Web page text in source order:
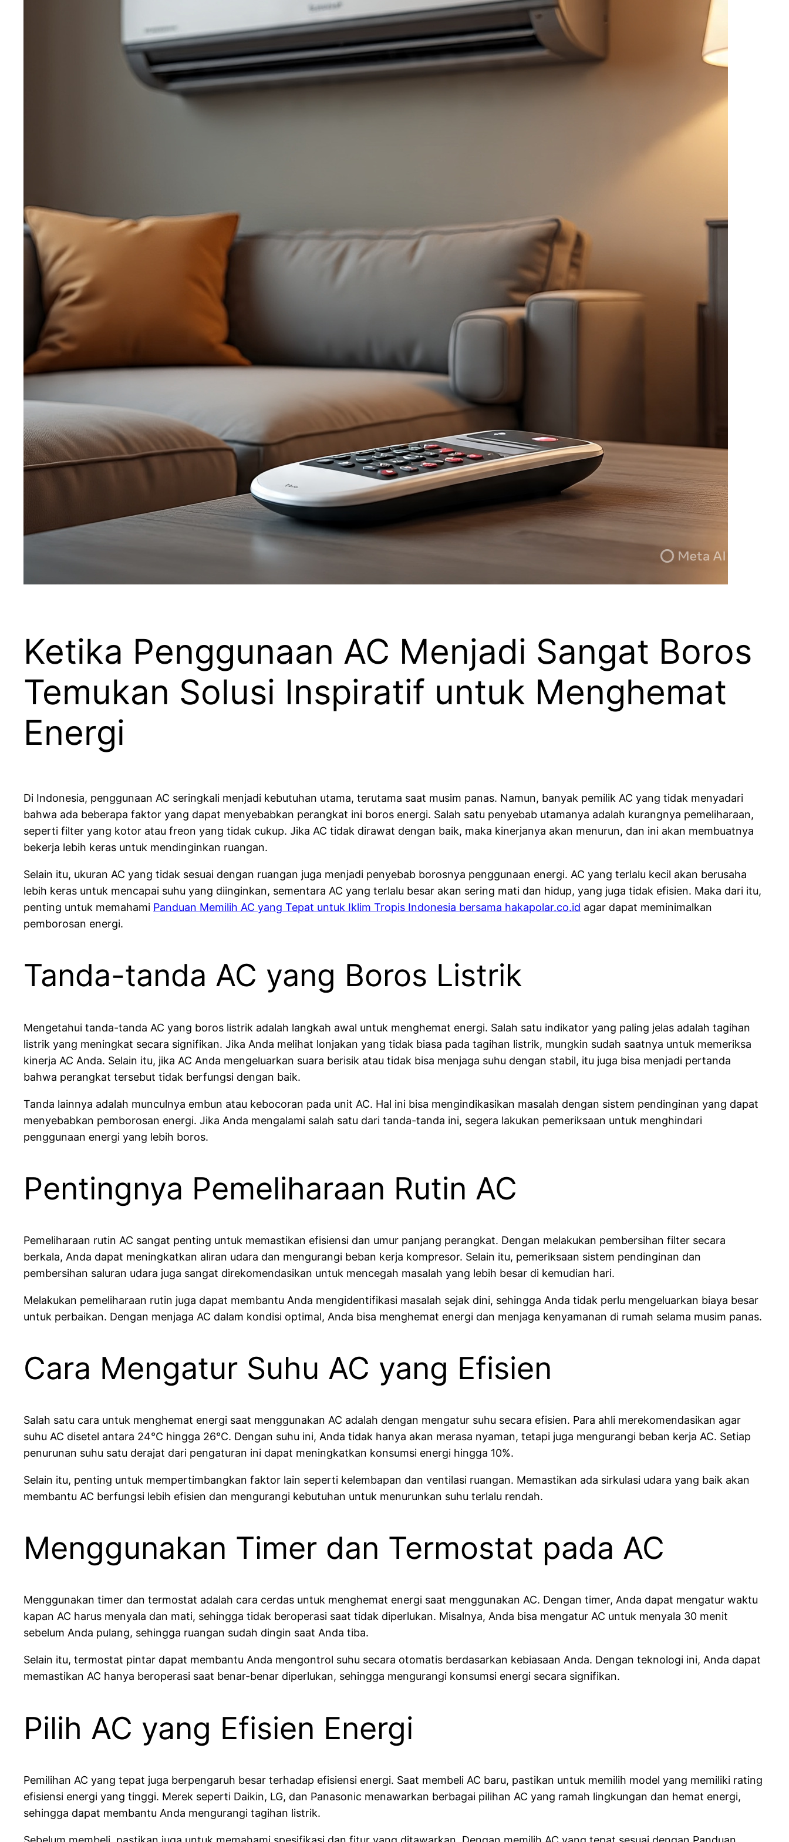
Ketika Penggunaan AC Menjadi Sangat Boros
Temukan Solusi Inspiratif untuk Menghemat
Energi
Di Indonesia, penggunaan AC seringkali menjadi kebutuhan utama, terutama saat musim panas. Namun, banyak pemilik AC yang tidak menyadari
bahwa ada beberapa faktor yang dapat menyebabkan perangkat ini boros energi. Salah satu penyebab utamanya adalah kurangnya pemeliharaan,
seperti filter yang kotor atau freon yang tidak cukup. Jika AC tidak dirawat dengan baik, maka kinerjanya akan menurun, dan ini akan membuatnya
bekerja lebih keras untuk mendinginkan ruangan.
Selain itu, ukuran AC yang tidak sesuai dengan ruangan juga menjadi penyebab borosnya penggunaan energi. AC yang terlalu kecil akan berusaha
lebih keras untuk mencapai suhu yang diinginkan, sementara AC yang terlalu besar akan sering mati dan hidup, yang juga tidak efisien. Maka dari itu,
penting untuk memahami Panduan Memilih AC yang Tepat untuk Iklim Tropis Indonesia bersama hakapolar.co.id agar dapat meminimalkan
pemborosan energi.
Tanda-tanda AC yang Boros Listrik
Mengetahui tanda-tanda AC yang boros listrik adalah langkah awal untuk menghemat energi. Salah satu indikator yang paling jelas adalah tagihan
listrik yang meningkat secara signifikan. Jika Anda melihat lonjakan yang tidak biasa pada tagihan listrik, mungkin sudah saatnya untuk memeriksa
kinerja AC Anda. Selain itu, jika AC Anda mengeluarkan suara berisik atau tidak bisa menjaga suhu dengan stabil, itu juga bisa menjadi pertanda
bahwa perangkat tersebut tidak berfungsi dengan baik.
Tanda lainnya adalah munculnya embun atau kebocoran pada unit AC. Hal ini bisa mengindikasikan masalah dengan sistem pendinginan yang dapat
menyebabkan pemborosan energi. Jika Anda mengalami salah satu dari tanda-tanda ini, segera lakukan pemeriksaan untuk menghindari
penggunaan energi yang lebih boros.
Pentingnya Pemeliharaan Rutin AC
Pemeliharaan rutin AC sangat penting untuk memastikan efisiensi dan umur panjang perangkat. Dengan melakukan pembersihan filter secara
berkala, Anda dapat meningkatkan aliran udara dan mengurangi beban kerja kompresor. Selain itu, pemeriksaan sistem pendinginan dan
pembersihan saluran udara juga sangat direkomendasikan untuk mencegah masalah yang lebih besar di kemudian hari.
Melakukan pemeliharaan rutin juga dapat membantu Anda mengidentifikasi masalah sejak dini, sehingga Anda tidak perlu mengeluarkan biaya besar
untuk perbaikan. Dengan menjaga AC dalam kondisi optimal, Anda bisa menghemat energi dan menjaga kenyamanan di rumah selama musim panas.
Cara Mengatur Suhu AC yang Efisien
Salah satu cara untuk menghemat energi saat menggunakan AC adalah dengan mengatur suhu secara efisien. Para ahli merekomendasikan agar
suhu AC disetel antara 24°C hingga 26°C. Dengan suhu ini, Anda tidak hanya akan merasa nyaman, tetapi juga mengurangi beban kerja AC. Setiap
penurunan suhu satu derajat dari pengaturan ini dapat meningkatkan konsumsi energi hingga 10%.
Selain itu, penting untuk mempertimbangkan faktor lain seperti kelembapan dan ventilasi ruangan. Memastikan ada sirkulasi udara yang baik akan
membantu AC berfungsi lebih efisien dan mengurangi kebutuhan untuk menurunkan suhu terlalu rendah.
Menggunakan Timer dan Termostat pada AC
Menggunakan timer dan termostat adalah cara cerdas untuk menghemat energi saat menggunakan AC. Dengan timer, Anda dapat mengatur waktu
kapan AC harus menyala dan mati, sehingga tidak beroperasi saat tidak diperlukan. Misalnya, Anda bisa mengatur AC untuk menyala 30 menit
sebelum Anda pulang, sehingga ruangan sudah dingin saat Anda tiba.
Selain itu, termostat pintar dapat membantu Anda mengontrol suhu secara otomatis berdasarkan kebiasaan Anda. Dengan teknologi ini, Anda dapat
memastikan AC hanya beroperasi saat benar-benar diperlukan, sehingga mengurangi konsumsi energi secara signifikan.
Pilih AC yang Efisien Energi
Pemilihan AC yang tepat juga berpengaruh besar terhadap efisiensi energi. Saat membeli AC baru, pastikan untuk memilih model yang memiliki rating
efisiensi energi yang tinggi. Merek seperti Daikin, LG, dan Panasonic menawarkan berbagai pilihan AC yang ramah lingkungan dan hemat energi,
sehingga dapat membantu Anda mengurangi tagihan listrik.